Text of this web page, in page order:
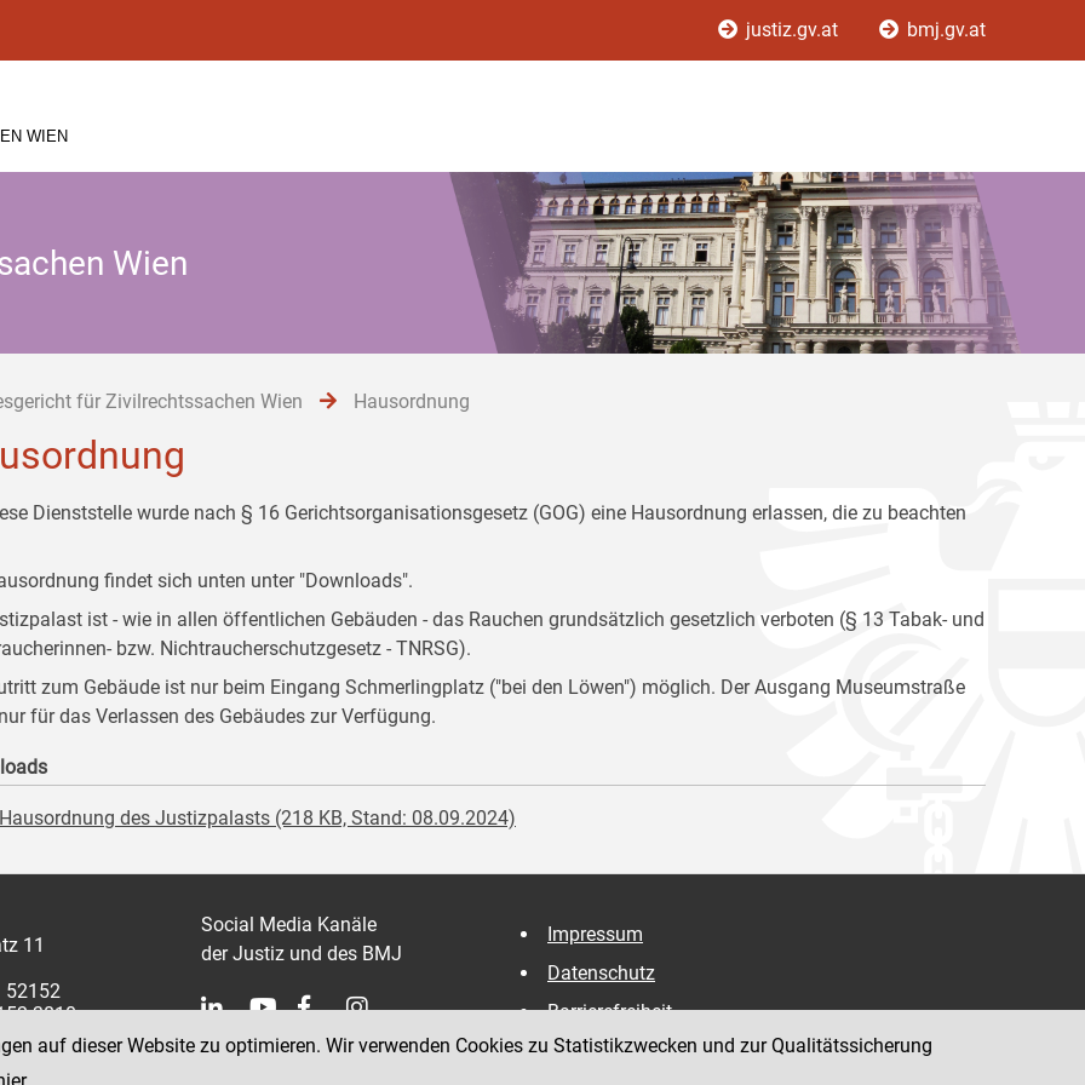
justiz.gv.at bmj.gv.at
WIEN
Wien
für Zivilrechtssachen Wien Hausordnung
Dienststelle wurde nach § 16 Gerichtsorganisationsgesetz (GOG) eine Hausordnung erlassen, die zu beachten
findet sich unten unter "Downloads".
ist - wie in allen öffentlichen Gebäuden - das Rauchen grundsätzlich gesetzlich verboten (§ 13 Tabak- und
bzw. Nichtraucherschutzgesetz - TNRSG).
zum Gebäude ist nur beim Eingang Schmerlingplatz ("bei den Löwen") möglich. Der Ausgang Museumstraße
für das Verlassen des Gebäudes zur Verfügung.
Hausordnung des Justizpalasts (218 KB, Stand: 08.09.2024)
11
52152
3810
Social Media Kanäle
der Justiz und des BMJ
Impressum
Datenschutz
Barrierefreiheit
Hinweisgeber:innenplattform (für Mitarbeiter:innen)
auf dieser Website zu optimieren. Wir verwenden Cookies zu Statistikzwecken und zur Qualitätssicherung